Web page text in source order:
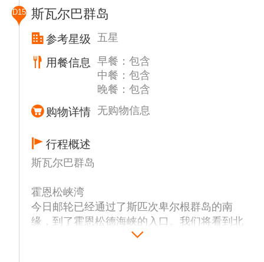
是爱的峡湾）入口，它静静地展示着由苔藓和
加上鸟儿们，形成了此处的美景。
摩纳哥冰川
位于斯瓦尔巴群岛西北部，可能是斯匹次卑尔
根最美丽、最雄伟的冰川之一。它是为了纪念
摩纳哥航海家阿尔伯特一世亲王而命名的，它
达北纬80度前的最后一座冰川。你可能会有机
会看到北极熊和鲸鱼，它们特别喜欢这个地
方。
红色峡湾
“红色峡湾”是周围山脉砂岩的颜色。沿着这个
20公里长的峡湾的西海岸，有许多浅海湾，你
沿着4公里长(但相当狭窄)的阿克塞洛亚岛穿
过峡湾。邮轮会让冲锋艇在雷切峡湾的卡里普
索比恩着陆。
驶向浮冰
我们的船将航行到冰的边缘。如果天气和冰的
条件允许，你将有机会在漂移的海冰中进行一
次独特的冲锋艇巡游之旅。这些浮冰有些超过
行，这也是一个经常遇到依赖浮冰的特定动物
群的机会：鸟类、海豹和北极熊。
不要理会这个地名，因为它既不在得克萨斯也
不是酒吧。它实际上是一个在高纬度太平洋不
寻常的目的地。德克萨斯吧过去是猎狐人和捕
熊人的小屋，现在仍处在原处，有基本生活设
兰研究人员和挪威极地研究所之间的工作关系
良好，这确保了科考站的未来资金的继续提
供。
峡湾长近30公里，许多人称它是最美丽的峡
湾，有许多冰川崩解入水中，沿岸还有高耸的
山脉。山顶通常被厚厚的云层覆盖，东斯匹次
卑尔根海流经常将浮冰带入峡湾口。展现在我
贝尔松峡湾
贝尔松德拥有斯瓦尔巴特群岛最丰富的煤层之
上最大的社区之一。我们将停留在峡湾入口，
在Vårsol湾登陆。这里最吸引人的是小海雀悬
崖。苔原上有成千上万的小海雀，斯瓦尔巴特
驯鹿喜欢吃它们。我们将沿着海滩漫步，欣赏
D15 斯瓦尔巴群岛
参考星级 五星
用餐信息
早餐：包含
中餐：包含
晚餐：包含
购物详情 无购物信息
行程概述
斯瓦尔巴群岛
霍恩松峡湾
今日邮轮已经通过了斯匹次卑尔根群岛的南
缘，到了霍恩松德海峡的入口。我们将看到北
岸Isbjørnhamna周围的建筑，这是一个波兰研